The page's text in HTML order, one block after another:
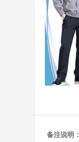
备注说明：